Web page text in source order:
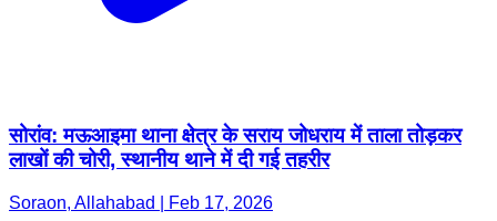
सोरांव: मऊआइमा थाना क्षेत्र के सराय जोधराय में ताला तोड़कर
लाखों की चोरी, स्थानीय थाने में दी गई तहरीर
Soraon, Allahabad | Feb 17, 2026